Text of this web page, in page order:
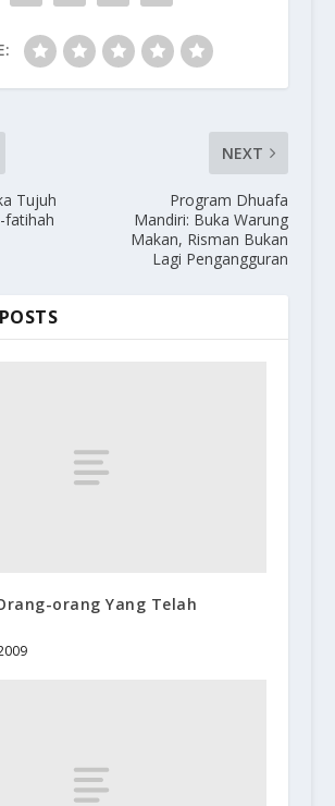
Tujuh
fatihah
NEXT
Program Dhuafa
Mandiri: Buka Warung
Makan, Risman Bukan
Lagi Pengangguran
orang Yang Telah